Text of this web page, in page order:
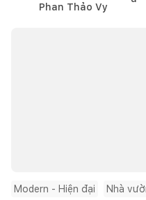
Phan Thảo Vy
Modern - Hiện đại Nhà